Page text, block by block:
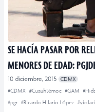
SE HACÍA PASAR POR
MENORES DE EDAD:
10 diciembre, 2015 CDMX
#CDMX #Cuauhtémoc #GAM
#pgr #Ricardo Hilario López